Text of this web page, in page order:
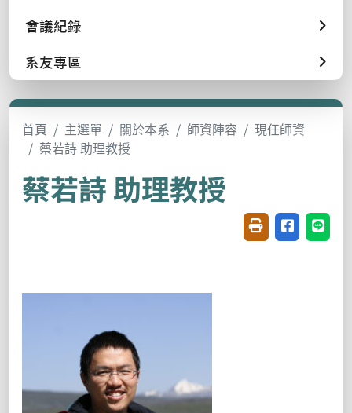
會議紀錄
系友專區
首頁 主選單 關於本系 師資陣容
現任師資
蔡若詩 助理教授
蔡若詩 助理教授
友善列印(開新視
分享至臉書
分享